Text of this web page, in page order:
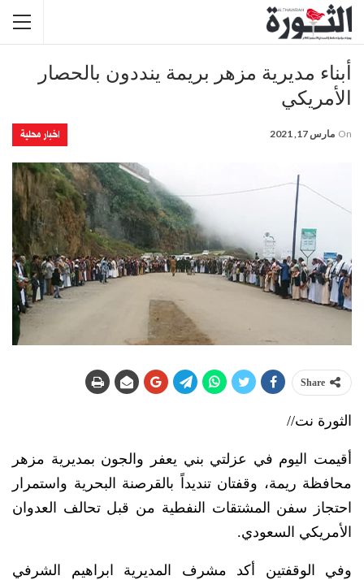
أبناء مديرية مزهر بريمة ينددون بالحصار
الأمريكي
اخبار محلية On مارس 17, 2021
Share
الثورة نت//
أقيمت اليوم في عزلتي بني يعفر والجون بمديرية مزهر
محافظة ريمة، وقفتان تنديداً بالقرصنة البحرية واستمرار
احتجاز سفن المشتقات النفطية من قبل تحالف العدوان
الأمريكي السعودي.
وفي الوقفتين أكد مشرف المديرية ابراهيم الشرفي